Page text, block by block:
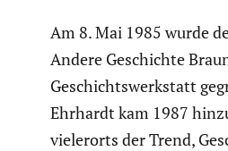
Am 8. Mai 1985 wurde
Andere Geschichte
Geschichts­werk­statt
Ehrhardt kam 1987
vieler­orts der Trend,